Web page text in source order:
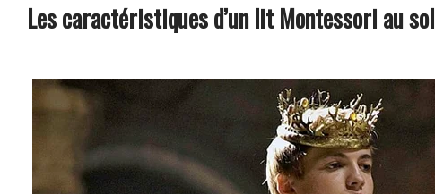
Les caractéristiques d’un lit Montessori au sol